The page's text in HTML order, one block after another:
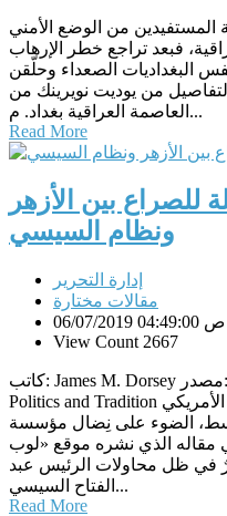
المستفيدين من الوضع الأمني
فبعد تراجع خطر الإرهاب
البغداديات الصعداء وحلّقن
من يوديت نويرينك من
العاصمة العراقية بغداد. م...
Read More
للصراع بين الأزهر
ونظام السيسي
إدارة التحرير
مقالات مختارة
06/07/2019 04:49:00 ص
View Count 2667
كاتب: James M. Dorsey مصدر: Al-Azhar Struggles to Balance
Politics and Tradition سلّط جيمس دورسي، الكاتب الأمريكي
الضوء على نِضال مؤسسة
مقاله الذي نشره موقع «لوب
في ظل محاولات الرئيس عبد
الفتاح السيسي...
Read More